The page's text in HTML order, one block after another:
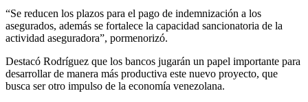
“Se reducen los plazos para el pago de indemnización a los
asegurados, además se fortalece la capacidad sancionatoria de la
actividad aseguradora”, pormenorizó.
Destacó Rodríguez que los bancos jugarán un papel importante para
desarrollar de manera más productiva este nuevo proyecto, que
busca ser otro impulso de la economía venezolana.